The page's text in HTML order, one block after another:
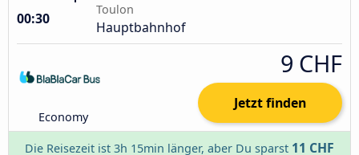
00:30
Toulon
Hauptbahnhof
Economy
9 CHF
Jetzt finden
Die Reisezeit ist 3h 15min länger, aber Du sparst 11 CHF